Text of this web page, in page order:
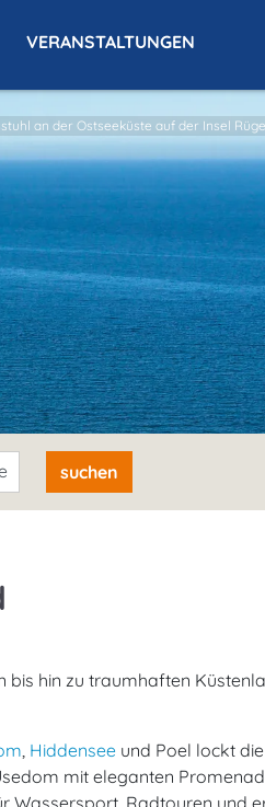
VERANSTALTUNGEN
an der Ostseeküste auf der Insel
suchen
hin zu traumhaften
, Hiddensee und Poel lockt
mit eleganten